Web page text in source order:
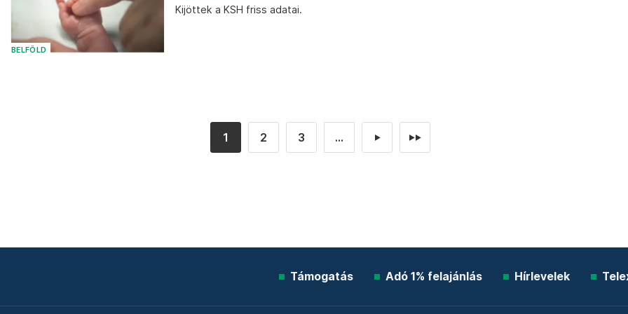
BELFÖLD
Kijöttek a KSH friss adatai.
1 2 3 ... ► ►►
Támogatás Adó 1% felajánlás Hírlevelek